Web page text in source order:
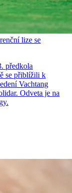
lize se
předkola
se přiblížili k
Vachtang
Odveta je na